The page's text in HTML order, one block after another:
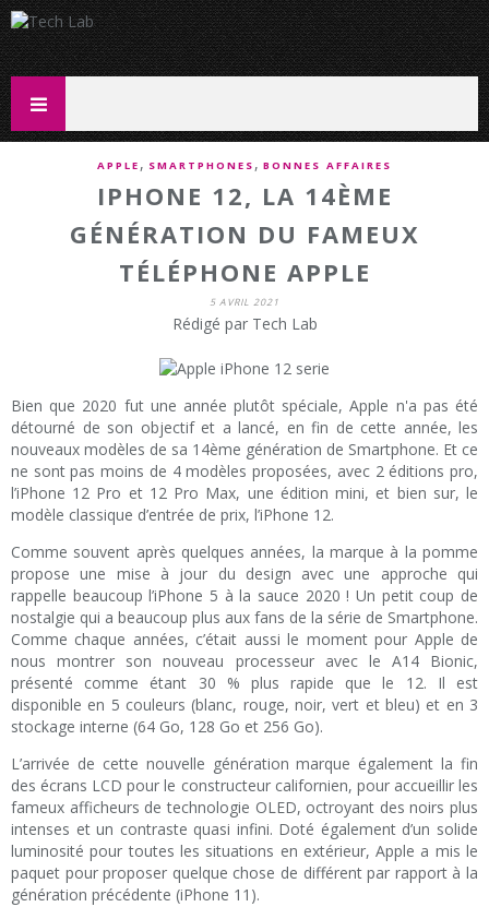
APPLE , SMARTPHONES , BONNES AFFAIRES
IPHONE 12, LA 14ÈME
GÉNÉRATION DU FAMEUX
TÉLÉPHONE APPLE
5 AVRIL 2021
Rédigé par Tech Lab
Bien que 2020 fut une année plutôt spéciale, Apple n'a pas été
détourné de son objectif et a lancé, en fin de cette année, les
nouveaux modèles de sa 14ème génération de Smartphone. Et ce
ne sont pas moins de 4 modèles proposées, avec 2 éditions pro,
l’iPhone 12 Pro et 12 Pro Max, une édition mini, et bien sur, le
modèle classique d’entrée de prix, l’iPhone 12.
Comme souvent après quelques années, la marque à la pomme
propose une mise à jour du design avec une approche qui
rappelle beaucoup l’iPhone 5 à la sauce 2020 ! Un petit coup de
nostalgie qui a beaucoup plus aux fans de la série de Smartphone.
Comme chaque années, c’était aussi le moment pour Apple de
nous montrer son nouveau processeur avec le A14 Bionic,
présenté comme étant 30 % plus rapide que le 12. Il est
disponible en 5 couleurs (blanc, rouge, noir, vert et bleu) et en 3
stockage interne (64 Go, 128 Go et 256 Go).
L’arrivée de cette nouvelle génération marque également la fin
des écrans LCD pour le constructeur californien, pour accueillir les
fameux afficheurs de technologie OLED, octroyant des noirs plus
intenses et un contraste quasi infini. Doté également d’un solide
luminosité pour toutes les situations en extérieur, Apple a mis le
paquet pour proposer quelque chose de différent par rapport à la
génération précédente (iPhone 11).